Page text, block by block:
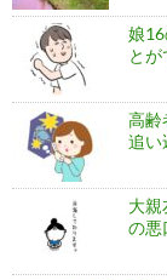
娘
と
高齢
追い
大
の